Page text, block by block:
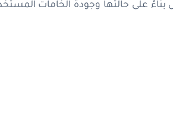
على حالتها وجودة الخامات